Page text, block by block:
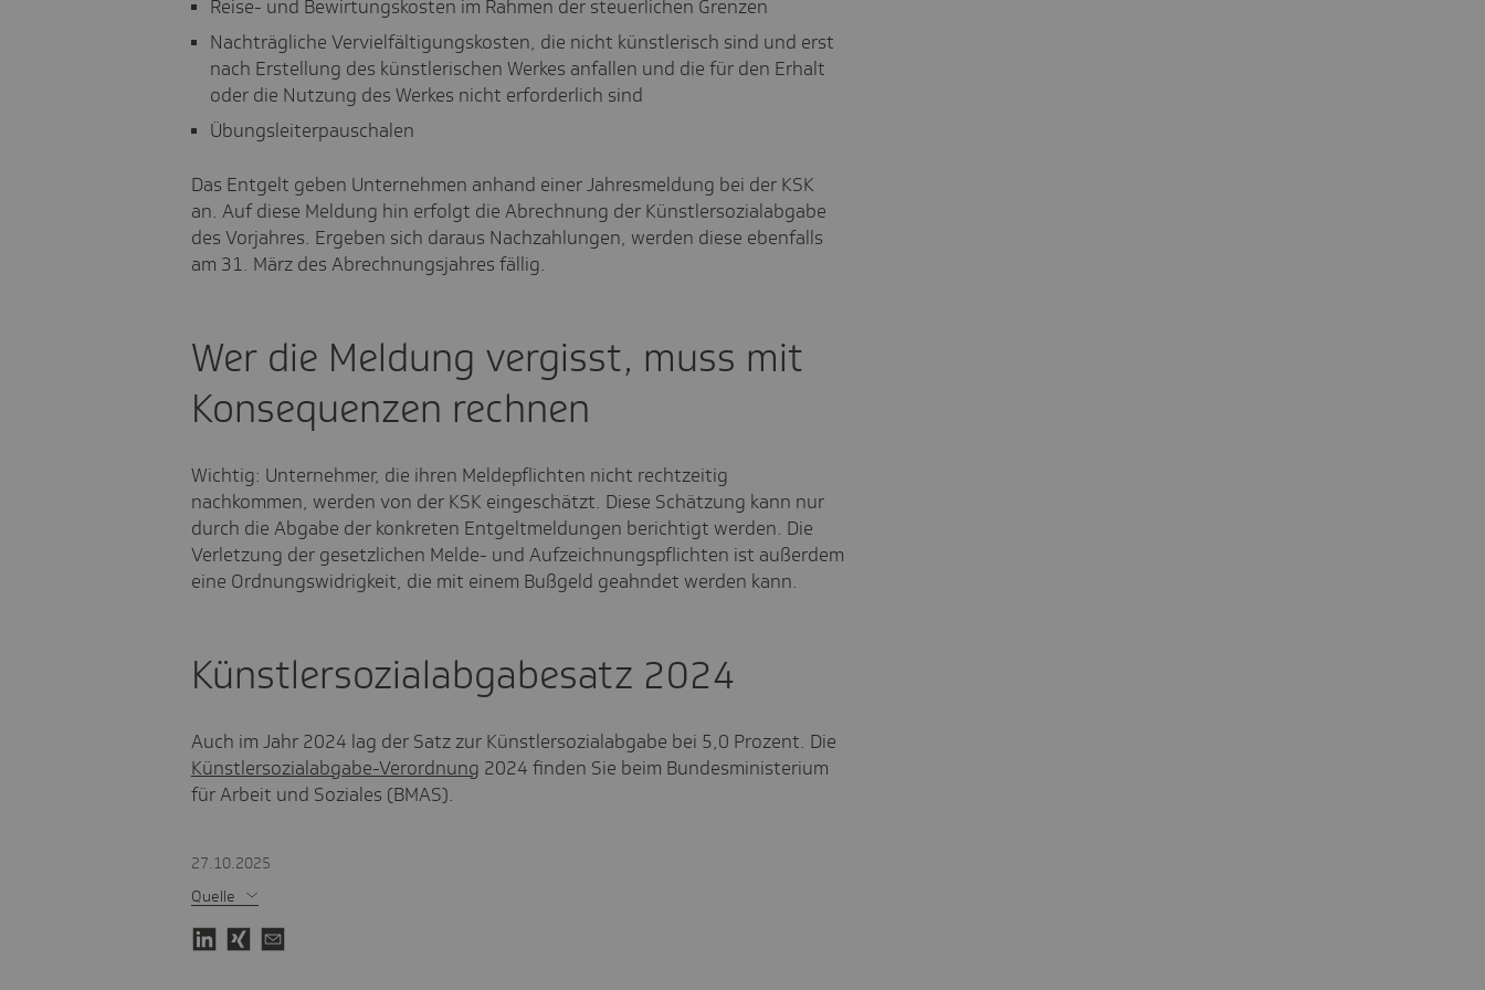
Reise- und Bewirtungskosten im Rahmen der steuerlichen Grenzen
Nachträgliche Vervielfältigungskosten, die nicht künstlerisch sind und erst
nach Erstellung des künstlerischen Werkes anfallen und die für den Erhalt
oder die Nutzung des Werkes nicht erforderlich sind
Übungsleiterpauschalen
Das Entgelt geben Unternehmen anhand einer Jahresmeldung bei der KSK
an. Auf diese Meldung hin erfolgt die Abrechnung der Künstlersozialabgabe
des Vorjahres. Ergeben sich daraus Nachzahlungen, werden diese ebenfalls
am 31. März des Abrechnungsjahres fällig.
Wer die Meldung vergisst, muss mit
Konsequenzen rechnen
Wichtig: Unternehmer, die ihren Meldepflichten nicht rechtzeitig
nachkommen, werden von der KSK eingeschätzt. Diese Schätzung kann nur
durch die Abgabe der konkreten Entgeltmeldungen berichtigt werden. Die
Verletzung der gesetzlichen Melde- und Aufzeichnungspflichten ist außerdem
eine Ordnungswidrigkeit, die mit einem Bußgeld geahndet werden kann.
Künstlersozialabgabesatz 2024
Auch im Jahr 2024 lag der Satz zur Künstlersozialabgabe bei 5,0 Prozent. Die
Künstlersozialabgabe-Verordnung 2024 finden Sie beim Bundesministerium
für Arbeit und Soziales (BMAS).
27.10.2025
Quelle